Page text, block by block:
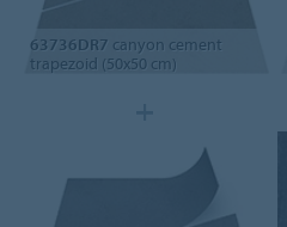
63736DR7 canyon cement
trapezoid (50x50 cm)